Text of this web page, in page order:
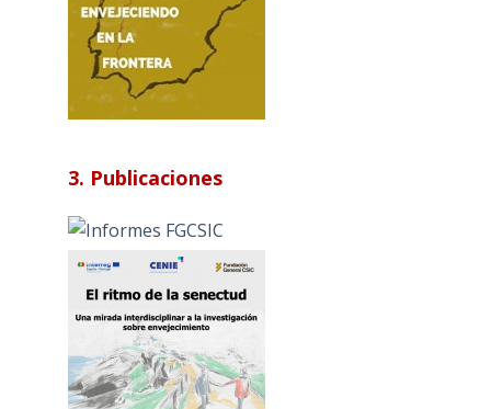
3. Publicaciones